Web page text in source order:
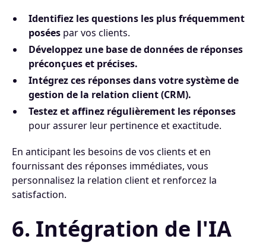
Identifiez les questions les plus fréquemment
posées par vos clients.
Développez une base de données de réponses
préconçues et précises.
Intégrez ces réponses dans votre système de
gestion de la relation client (CRM).
Testez et affinez régulièrement les réponses
pour assurer leur pertinence et exactitude.
En anticipant les besoins de vos clients et en
fournissant des réponses immédiates, vous
personnalisez la relation client et renforcez la
satisfaction.
6. Intégration de l'IA